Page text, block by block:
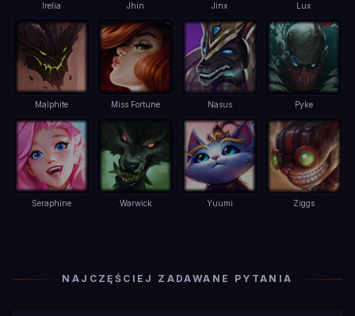
Irelia Jhin Jinx Lux
Malphite Miss Fortune Nasus Pyke
Seraphine Warwick Yuumi Ziggs
NAJCZĘŚCIEJ ZADAWANE PYTANIA